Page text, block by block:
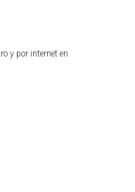
y por internet en